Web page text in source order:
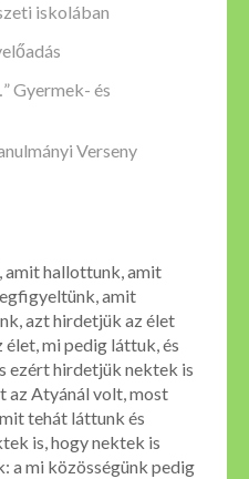
iskolában
Gyermek- és
Verseny
hallottunk, amit
amit
azt hirdetjük az élet
mi pedig láttuk, és
ezért hirdetjük nektek is
az Atyánál volt, most
tehát láttunk és
is, hogy nektek is
a mi közösségünk pedig